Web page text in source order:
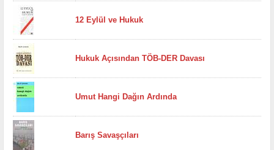
12 Eylül ve Hukuk
Hukuk Açısından TÖB-DER Davası
Umut Hangi Dağın Ardında
Barış Savaşçıları